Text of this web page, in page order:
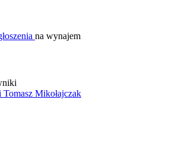
na wynajem